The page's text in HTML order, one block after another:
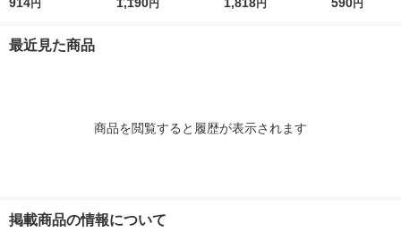
914円 1,190円 1,818円 590円
最近見た商品
商品を閲覧すると履歴が表示されます
掲載商品の情報について